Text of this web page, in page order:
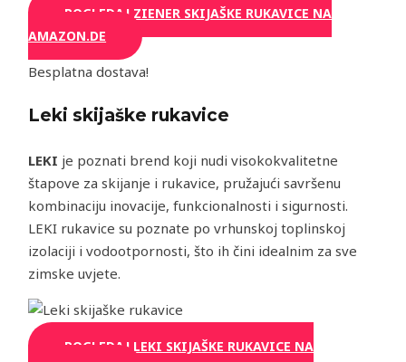
POGLEDAJ ZIENER SKIJAŠKE RUKAVICE NA
AMAZON.DE
Besplatna dostava!
Leki skijaške rukavice
LEKI je poznati brend koji nudi visokokvalitetne
štapove za skijanje i rukavice, pružajući savršenu
kombinaciju inovacije, funkcionalnosti i sigurnosti.
LEKI rukavice su poznate po vrhunskoj toplinskoj
izolaciji i vodootpornosti, što ih čini idealnim za sve
zimske uvjete.
POGLEDAJ LEKI SKIJAŠKE RUKAVICE NA